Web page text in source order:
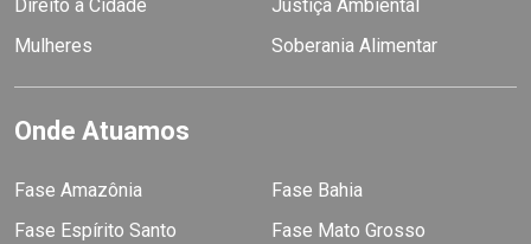
Direito à Cidade
Justiça Ambiental
Mulheres
Soberania Alimentar
Onde Atuamos
Fase Amazônia
Fase Bahia
Fase Espírito Santo
Fase Mato Grosso